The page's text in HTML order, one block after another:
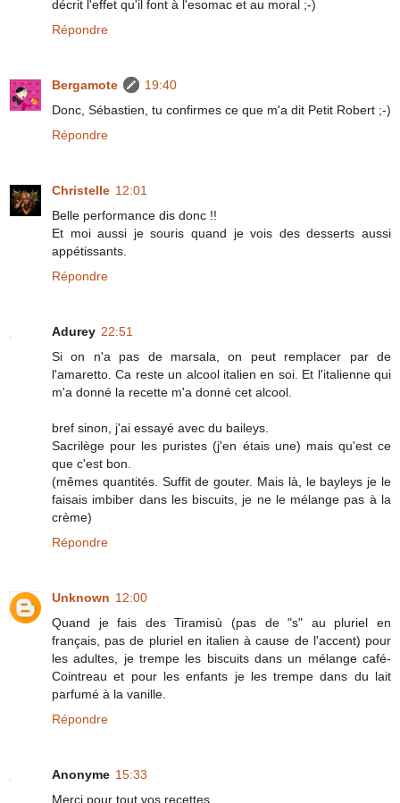
décrit l'effet qu'il font à l'esomac et au moral ;-)
Répondre
Bergamote
19:40
Donc, Sébastien, tu confirmes ce que m'a dit Petit Robert ;-)
Répondre
Christelle 12:01
Belle performance dis donc !!
Et moi aussi je souris quand je vois des desserts aussi
appétissants.
Répondre
Adurey 22:51
Si on n'a pas de marsala, on peut remplacer par de
l'amaretto. Ca reste un alcool italien en soi. Et l'italienne qui
m'a donné la recette m'a donné cet alcool.
bref sinon, j'ai essayé avec du baileys.
Sacrilège pour les puristes (j'en étais une) mais qu'est ce
que c'est bon.
(mêmes quantités. Suffit de gouter. Mais là, le bayleys je le
faisais imbiber dans les biscuits, je ne le mélange pas à la
crème)
Répondre
Unknown 12:00
Quand je fais des Tiramisù (pas de "s" au pluriel en
français, pas de pluriel en italien à cause de l'accent) pour
les adultes, je trempe les biscuits dans un mélange café-
Cointreau et pour les enfants je les trempe dans du lait
parfumé à la vanille.
Répondre
Anonyme 15:33
Merci pour tout vos recettes.